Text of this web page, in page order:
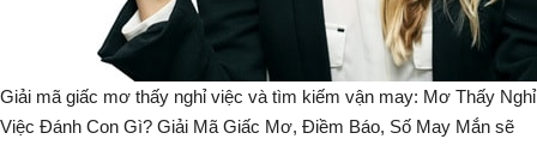
Giải mã giấc mơ thấy nghỉ việc và tìm kiếm vận may: Mơ Thấy Nghỉ
Việc Đánh Con Gì? Giải Mã Giấc Mơ, Điềm Báo, Số May Mắn sẽ